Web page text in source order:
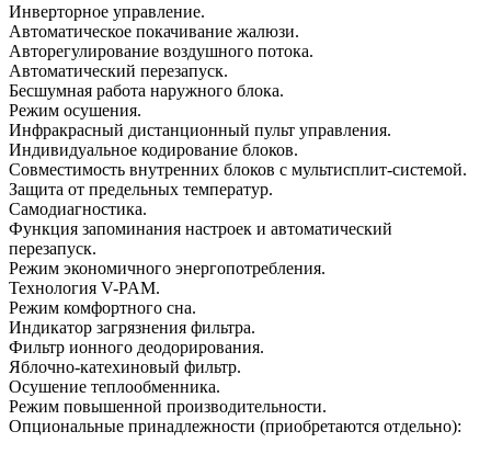
Инверторное управление.
Автоматическое покачивание жалюзи.
Авторегулирование воздушного потока.
Автоматический перезапуск.
Бесшумная работа наружного блока.
Режим осушения.
Инфракрасный дистанционный пульт управления.
Индивидуальное кодирование блоков.
Совместимость внутренних блоков с мультисплит-системой.
Защита от предельных температур.
Самодиагностика.
Функция запоминания настроек и автоматический
перезапуск.
Режим экономичного энергопотребления.
Технология V-PAM.
Режим комфортного сна.
Индикатор загрязнения фильтра.
Фильтр ионного деодорирования.
Яблочно-катехиновый фильтр.
Осушение теплообменника.
Режим повышенной производительности.
Опциональные принадлежности (приобретаются отдельно):